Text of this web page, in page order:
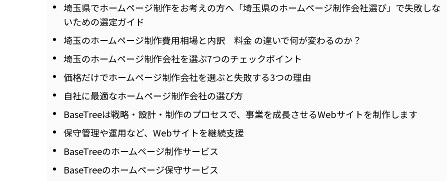
埼玉県でホームページ制作をお考えの方へ「埼玉県のホームページ制作会社選び」で失敗しな
いための選定ガイド
埼玉のホームページ制作費用相場と内訳 料金 の違いで何が変わるのか？
埼玉のホームページ制作会社を選ぶ7つのチェックポイント
価格だけでホームページ制作会社を選ぶと失敗する3つの理由
自社に最適なホームページ制作会社の選び方
BaseTreeは戦略・設計・制作のプロセスで、事業を成長させるWebサイトを制作します
保守管理や運用など、Webサイトを継続支援
BaseTreeのホームページ制作サービス
BaseTreeのホームページ保守サービス